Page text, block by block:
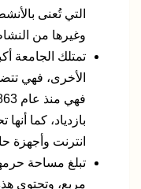
التي تُعنى
وغيرها من
تمتلك الجامعة
بازدياد، كما
انترنت وأجهزة